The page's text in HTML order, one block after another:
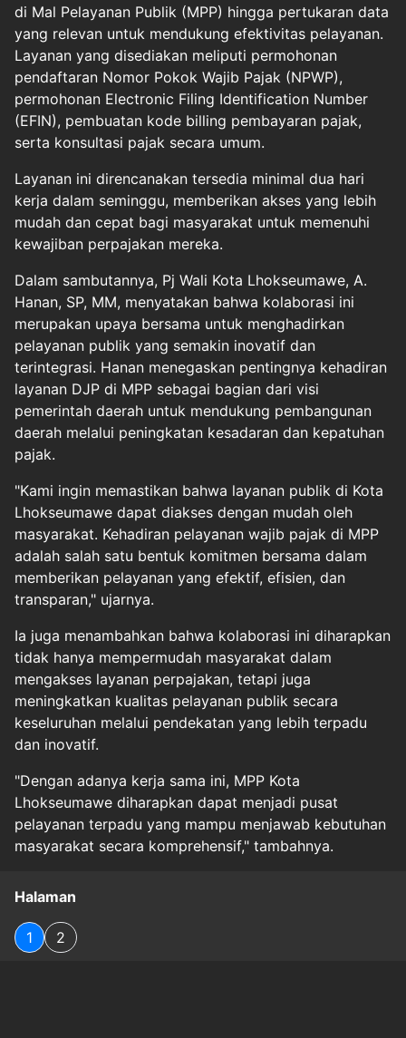
di Mal Pelayanan Publik (MPP) hingga pertukaran data
yang relevan untuk mendukung efektivitas pelayanan.
Layanan yang disediakan meliputi permohonan
pendaftaran Nomor Pokok Wajib Pajak (NPWP),
permohonan Electronic Filing Identification Number
(EFIN), pembuatan kode billing pembayaran pajak,
serta konsultasi pajak secara umum.
Layanan ini direncanakan tersedia minimal dua hari
kerja dalam seminggu, memberikan akses yang lebih
mudah dan cepat bagi masyarakat untuk memenuhi
kewajiban perpajakan mereka.
Dalam sambutannya, Pj Wali Kota Lhokseumawe, A.
Hanan, SP, MM, menyatakan bahwa kolaborasi ini
merupakan upaya bersama untuk menghadirkan
pelayanan publik yang semakin inovatif dan
terintegrasi. Hanan menegaskan pentingnya kehadiran
layanan DJP di MPP sebagai bagian dari visi
pemerintah daerah untuk mendukung pembangunan
daerah melalui peningkatan kesadaran dan kepatuhan
pajak.
"Kami ingin memastikan bahwa layanan publik di Kota
Lhokseumawe dapat diakses dengan mudah oleh
masyarakat. Kehadiran pelayanan wajib pajak di MPP
adalah salah satu bentuk komitmen bersama dalam
memberikan pelayanan yang efektif, efisien, dan
transparan," ujarnya.
Ia juga menambahkan bahwa kolaborasi ini diharapkan
tidak hanya mempermudah masyarakat dalam
mengakses layanan perpajakan, tetapi juga
meningkatkan kualitas pelayanan publik secara
keseluruhan melalui pendekatan yang lebih terpadu
dan inovatif.
"Dengan adanya kerja sama ini, MPP Kota
Lhokseumawe diharapkan dapat menjadi pusat
pelayanan terpadu yang mampu menjawab kebutuhan
masyarakat secara komprehensif," tambahnya.
Halaman
1 2